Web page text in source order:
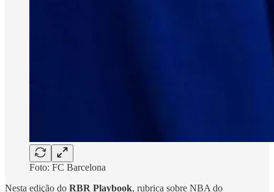
Foto: FC Barcelona
Nesta edição do RBR Playbook, rubrica sobre NBA do